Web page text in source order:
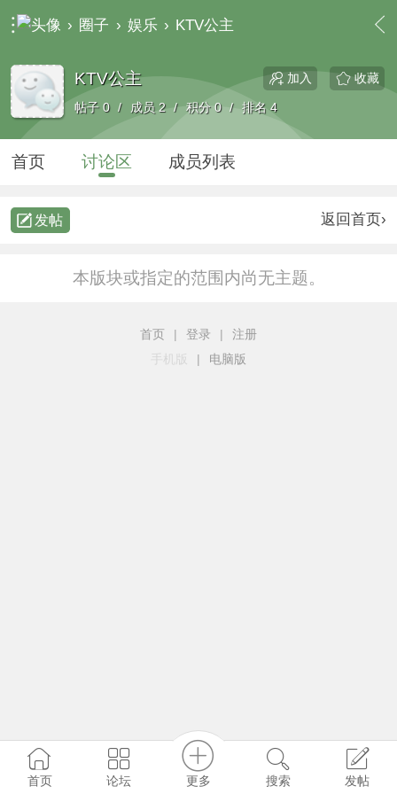
› 圈子 › 娱乐 › KTV公主
KTV公主 收藏
加入
帖子 0 / 成员 2 / 积分 0 / 排名 4
首页 讨论区 成员列表
发帖 返回首页›
本版块或指定的范围内尚无主题。
首页 | 登录 |
注册
手机版
| 电脑版
首页 论坛 更多 搜索 发帖